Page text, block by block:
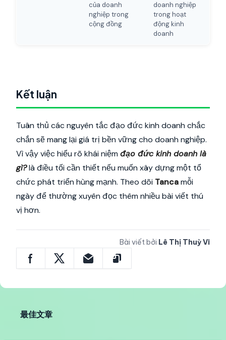
của doanh
nghiệp trong
cộng đồng
doanh nghiệp
trong hoạt
động kinh
doanh
Kết luận
Tuân thủ các nguyên tắc đạo đức kinh doanh chắc
chắn sẽ mang lại giá trị bền vững cho doanh nghiệp.
Vì vậy việc hiểu rõ khái niệm đạo đức kinh doanh là
gì?là điều tối cần thiết nếu muốn xây dựng một tổ
chức phát triển hùng mạnh. Theo dõi Tancamỗi
ngày để thường xuyên đọc thêm nhiều bài viết thú
vị hơn.
Bài viết bởi Lê Thị Thuỳ Vi
最佳文章